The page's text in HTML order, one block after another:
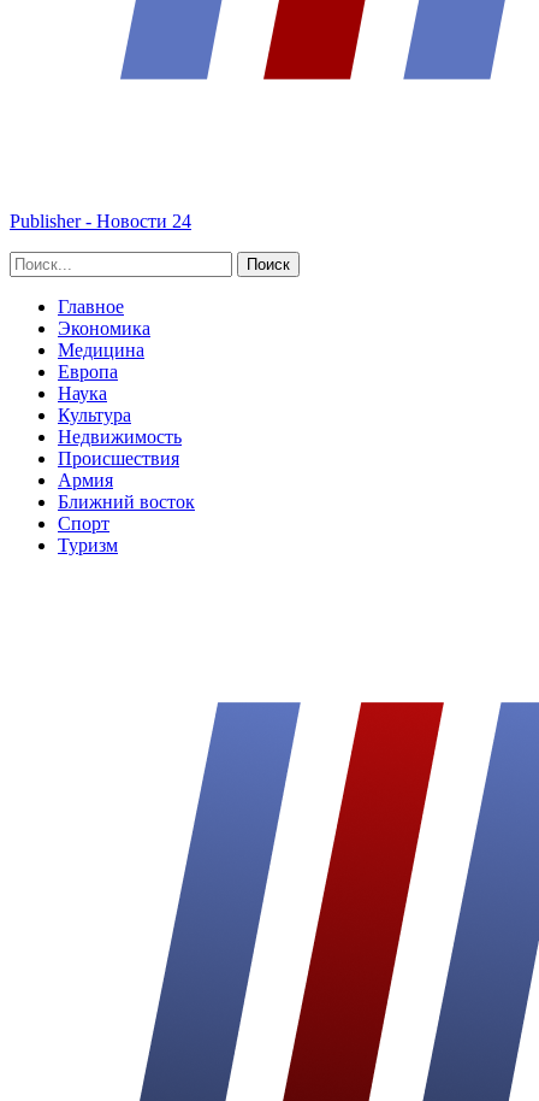
Publisher - Новости 24
Главное
Экономика
Медицина
Европа
Наука
Культура
Недвижимость
Происшествия
Армия
Ближний восток
Спорт
Туризм